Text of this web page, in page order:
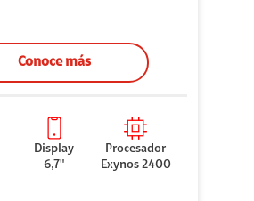
Conoce más
Display
6,7"
Procesador
Exynos 2400